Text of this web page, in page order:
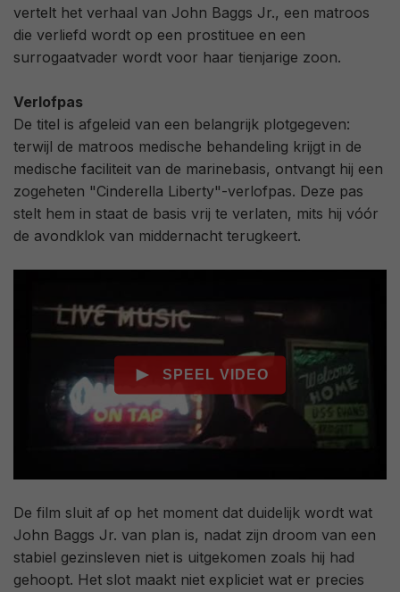
vertelt het verhaal van John Baggs Jr., een matroos
die verliefd wordt op een prostituee en een
surrogaatvader wordt voor haar tienjarige zoon.
Verlofpas
De titel is afgeleid van een belangrijk plotgegeven:
terwijl de matroos medische behandeling krijgt in de
medische faciliteit van de marinebasis, ontvangt hij een
zogeheten "Cinderella Liberty"-verlofpas. Deze pas
stelt hem in staat de basis vrij te verlaten, mits hij vóór
de avondklok van middernacht terugkeert.
De film sluit af op het moment dat duidelijk wordt wat
John Baggs Jr. van plan is, nadat zijn droom van een
stabiel gezinsleven niet is uitgekomen zoals hij had
gehoopt. Het slot maakt niet expliciet wat er precies